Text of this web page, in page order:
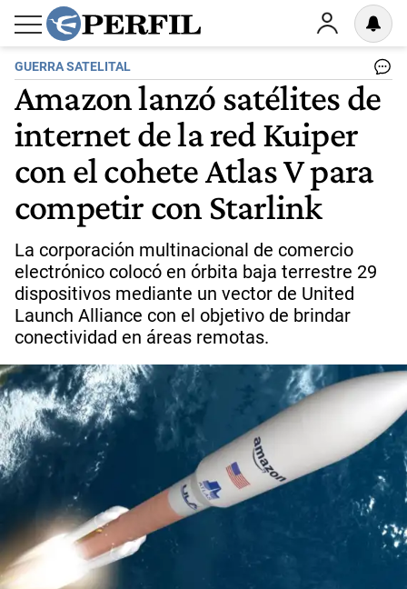
GUERRA SATELITAL
Amazon lanzó satélites de
internet de la red Kuiper
con el cohete Atlas V para
competir con Starlink
La corporación multinacional de comercio
electrónico colocó en órbita baja terrestre 29
dispositivos mediante un vector de United
Launch Alliance con el objetivo de brindar
conectividad en áreas remotas.